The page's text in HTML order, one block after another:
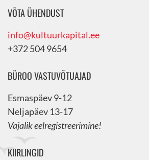
VÕTA ÜHENDUST
info@kultuurkapital.ee
+372 504 9654
BÜROO VASTUVÕTUAJAD
Esmaspäev 9-12
Neljapäev 13-17
Vajalik eelregistreerimine!
KIIRLINGID